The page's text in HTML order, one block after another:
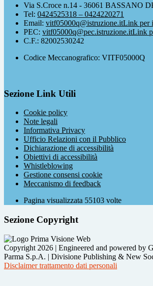
Via S.Croce n.14 - 36061 BASSANO
Tel: 0424525318 – 0424220271
Email: vitf05000q@istruzione.itLink per
PEC: vitf05000q@pec.istruzione.itLink
C.F.: 82002530242
Codice Meccanografico: VITF05000Q
Sezione Link Utili
Cookie policy
Note legali
Informativa Privacy
Ufficio Relazioni con il Pubblico
Dichiarazione di accessibilità
Obiettivi di accessibilità
Whistleblowing
Gestione consensi cookie
Meccanismo di feedback
Pagina visualizzata 55103 volte
Sezione Copyright
Copyright 2026 | Engineered and powered by
Parma S.p.A. | Divisione Publishing & New
Disclaimer trattamento dati personali